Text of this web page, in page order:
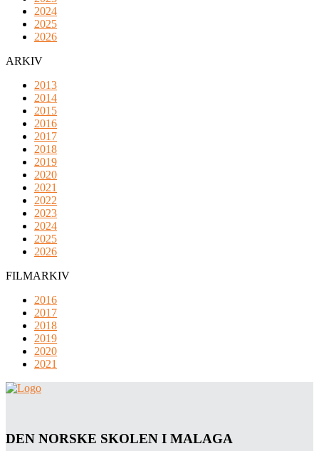
2024
2025
2026
ARKIV
2013
2014
2015
2016
2017
2018
2019
2020
2021
2022
2023
2024
2025
2026
FILMARKIV
2016
2017
2018
2019
2020
2021
DEN NORSKE SKOLEN I MALAGA